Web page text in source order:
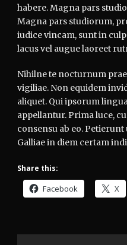
habere. Magna pars
Magna pars studiorum,
iudice vincam, sunt in
lacus vel augue laoreet
Nihilne te nocturnum
vigiliae. Non equidem
aliquet. Qui ipsorum
appellantur. Prima luce,
consensu ab eo.
Galliae in diem certam
Share this:
Facebook X